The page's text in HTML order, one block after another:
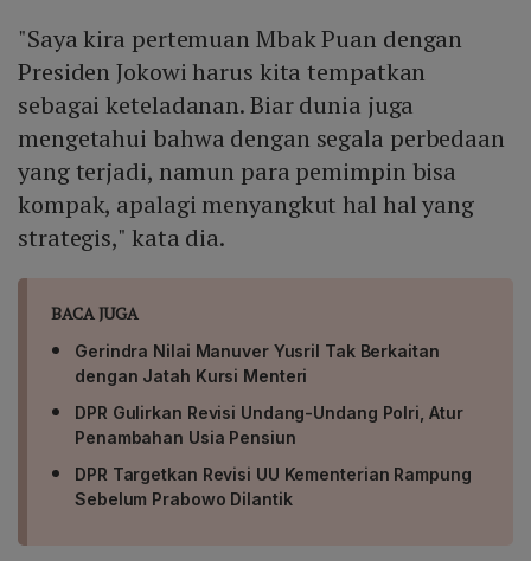
"Saya kira pertemuan Mbak Puan dengan
Presiden Jokowi harus kita tempatkan
sebagai keteladanan. Biar dunia juga
mengetahui bahwa dengan segala perbedaan
yang terjadi, namun para pemimpin bisa
kompak, apalagi menyangkut hal hal yang
strategis," kata dia.
BACA JUGA
Gerindra Nilai Manuver Yusril Tak Berkaitan
dengan Jatah Kursi Menteri
DPR Gulirkan Revisi Undang-Undang Polri, Atur
Penambahan Usia Pensiun
DPR Targetkan Revisi UU Kementerian Rampung
Sebelum Prabowo Dilantik